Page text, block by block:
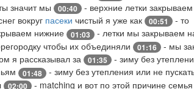
значит мы 00:40
- верхние летки
вокруг пасеки чистый я уже как 00:51
- то
нижние 01:03
- летки мы закрываем
чтобы их объединяли 01:16
- мы
я рассказывал за 01:35
- зиму без
01:48 - зиму без утепления или не
02:00 - matching и вот по этой причине семья